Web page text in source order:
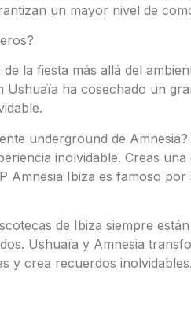
un mayor nivel de
la fiesta más allá del
ha cosechado un
underground de
inolvidable. Creas
Ibiza es famoso
de Ibiza siempre
Ushuaïa y Amnesia
y crea recuerdos inolvidables.